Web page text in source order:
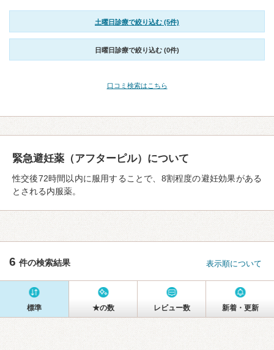
土曜日診療で絞り込む (5件)
日曜日診療で絞り込む (0件)
口コミ検索はこちら
緊急避妊薬（アフターピル）について
性交後72時間以内に服用することで、8割程度の避妊効果がある
とされる内服薬。
6 件の検索結果 表示順について
標準 ★の数 レビュー数 新着・更新